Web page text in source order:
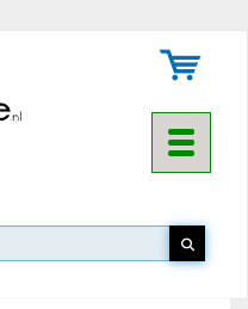
Toggle
▼